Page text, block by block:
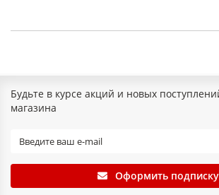
Будьте в курсе акций и новых
магазина
Оформить подписку